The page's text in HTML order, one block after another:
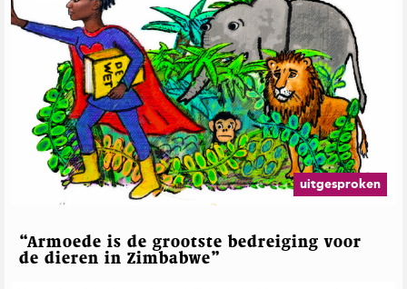
uitgesproken
“Armoede is de grootste bedreiging voor
de dieren in Zimbabwe”